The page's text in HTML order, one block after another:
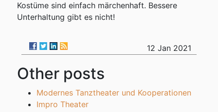
Kostüme sind einfach märchenhaft. Bessere
Unterhaltung gibt es nicht!
12 Jan 2021
Other posts
Modernes Tanztheater und Kooperationen
Impro Theater